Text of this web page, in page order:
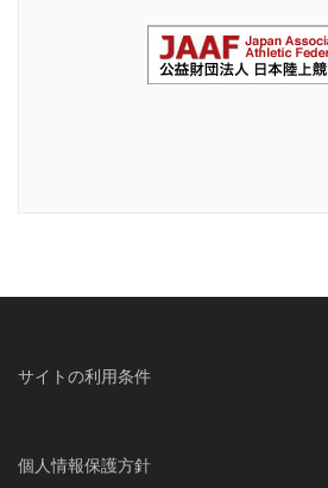
サイトの利用条件
個人情報保護方針